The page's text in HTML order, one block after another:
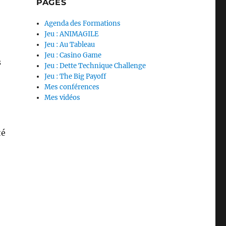
PAGES
Agenda des Formations
Jeu : ANIMAGILE
Jeu : Au Tableau
Jeu : Casino Game
Jeu : Dette Technique Challenge
Jeu : The Big Payoff
Mes conférences
Mes vidéos